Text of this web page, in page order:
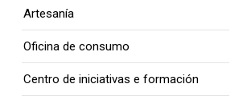
Artesanía
Oficina de consumo
Centro de iniciativas e formación